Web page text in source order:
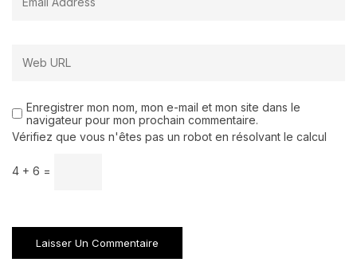
Enregistrer mon nom, mon e-mail et mon site dans le
navigateur pour mon prochain commentaire.
Vérifiez que vous n'êtes pas un robot en résolvant le calcul
4 + 6 =